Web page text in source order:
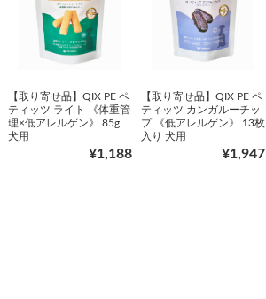
【取り寄せ品】QIX PE ペ
ティッツ ライト 《体重管
理×低アレルゲン》 85g
犬用
¥1,188
【取り寄せ品】QIX PE ペ
ティッツ カンガルーチッ
プ 《低アレルゲン》 13枚
入り 犬用
¥1,947